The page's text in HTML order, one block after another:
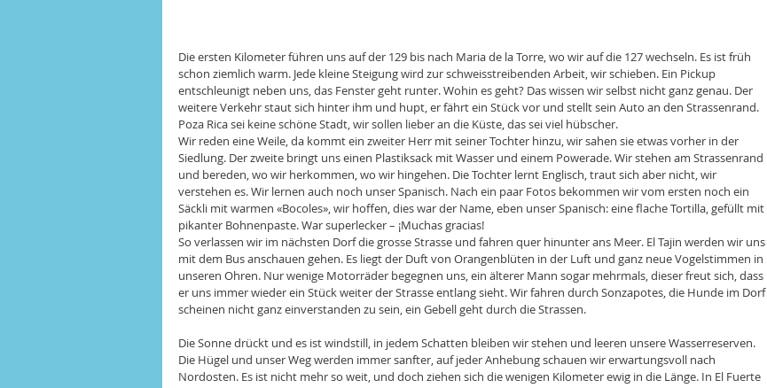
Die ersten Kilometer führen uns auf der 129 bis nach Maria de la Torre, wo wir auf die 127 wechseln. Es ist früh
schon ziemlich warm. Jede kleine Steigung wird zur schweisstreibenden Arbeit, wir schieben. Ein Pickup
entschleunigt neben uns, das Fenster geht runter. Wohin es geht? Das wissen wir selbst nicht ganz genau. Der
weitere Verkehr staut sich hinter ihm und hupt, er fährt ein Stück vor und stellt sein Auto an den Strassenrand.
Poza Rica sei keine schöne Stadt, wir sollen lieber an die Küste, das sei viel hübscher.
Wir reden eine Weile, da kommt ein zweiter Herr mit seiner Tochter hinzu, wir sahen sie etwas vorher in der
Siedlung. Der zweite bringt uns einen Plastiksack mit Wasser und einem Powerade. Wir stehen am Strassenrand
und bereden, wo wir herkommen, wo wir hingehen. Die Tochter lernt Englisch, traut sich aber nicht, wir
verstehen es. Wir lernen auch noch unser Spanisch. Nach ein paar Fotos bekommen wir vom ersten noch ein
Säckli mit warmen «Bocoles», wir hoffen, dies war der Name, eben unser Spanisch: eine flache Tortilla, gefüllt mit
pikanter Bohnenpaste. War superlecker – ¡Muchas gracias!
So verlassen wir im nächsten Dorf die grosse Strasse und fahren quer hinunter ans Meer. El Tajin werden wir uns
mit dem Bus anschauen gehen. Es liegt der Duft von Orangenblüten in der Luft und ganz neue Vogelstimmen in
unseren Ohren. Nur wenige Motorräder begegnen uns, ein älterer Mann sogar mehrmals, dieser freut sich, dass
er uns immer wieder ein Stück weiter der Strasse entlang sieht. Wir fahren durch Sonzapotes, die Hunde im Dorf
scheinen nicht ganz einverstanden zu sein, ein Gebell geht durch die Strassen.
Die Sonne drückt und es ist windstill, in jedem Schatten bleiben wir stehen und leeren unsere Wasserreserven.
Die Hügel und unser Weg werden immer sanfter, auf jeder Anhebung schauen wir erwartungsvoll nach
Nordosten. Es ist nicht mehr so weit, und doch ziehen sich die wenigen Kilometer ewig in die Länge. In El Fuerte